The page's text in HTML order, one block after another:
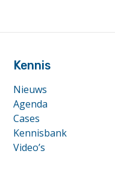
Kennis
Nieuws
Agenda
Cases
Kennisbank
Video’s